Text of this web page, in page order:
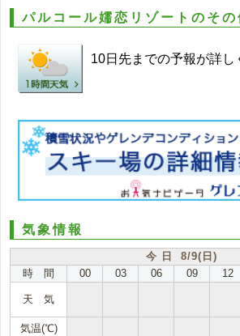
パルコール嬬恋リゾートのそ
10日先までの予報が詳し
気象情報
今 日 8/9(日)
時 間
00 03 06 09 12
天 気
気温(℃)